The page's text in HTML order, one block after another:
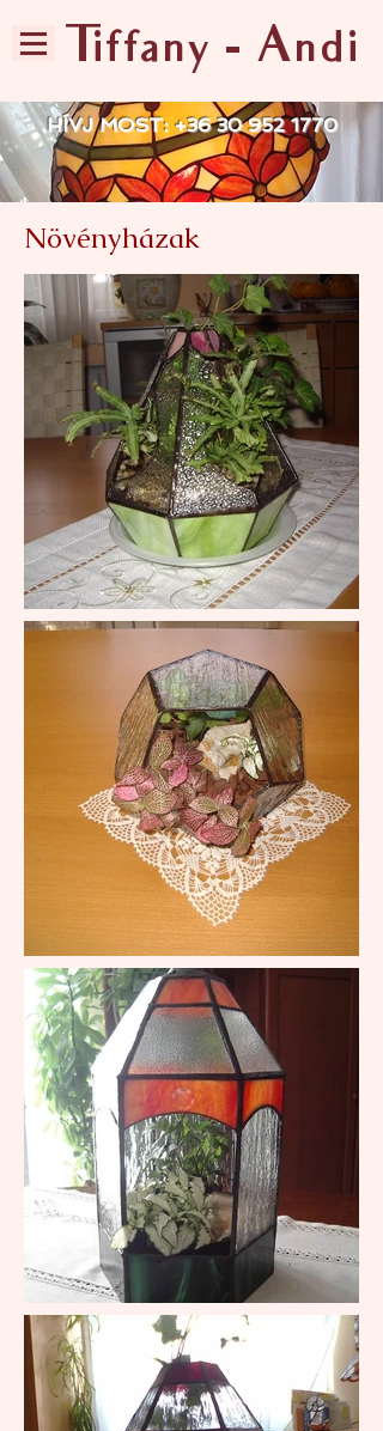
Tiffany - Andi
HÍVJ MOST: +36 30 952 1770
Növényházak